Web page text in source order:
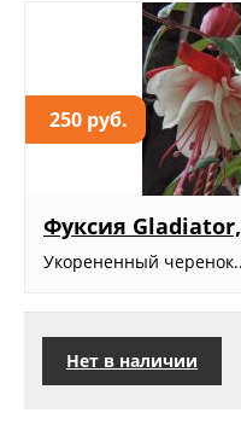
250 руб.
Фуксия
Укорененный
Нет в наличии